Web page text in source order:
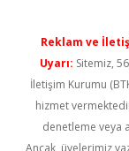
Reklam ve
Uyarı: Sitemiz,
İletişim Kurumu
hizmet
denetleme veya
Ancak, üyelerimiz